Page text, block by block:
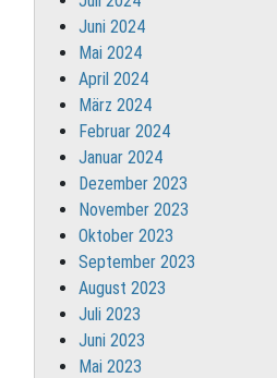
Juni 2024
Mai 2024
April 2024
März 2024
Februar 2024
Januar 2024
Dezember 2023
November 2023
Oktober 2023
September 2023
August 2023
Juli 2023
Juni 2023
Mai 2023